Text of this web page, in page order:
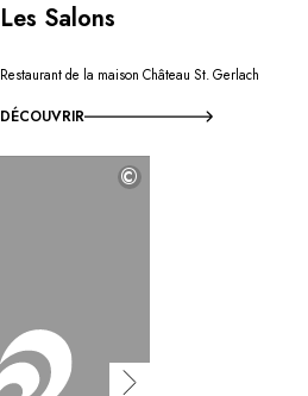
Les Salons
Restaurant de la maison Château St. Gerlach
DÉCOUVRIR
©